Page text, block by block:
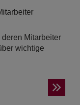
Mitarbeiter
wichtige